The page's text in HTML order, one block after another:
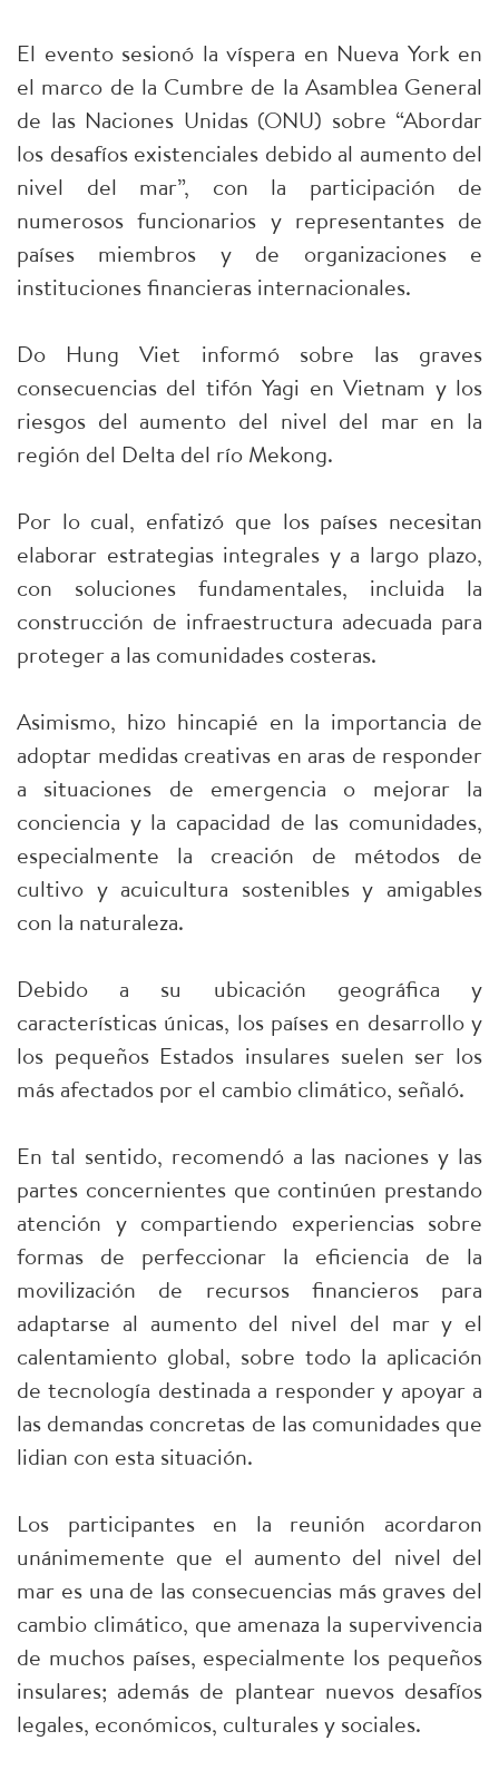
El evento sesionó la víspera en Nueva York en
el marco de la Cumbre de la Asamblea General
de las Naciones Unidas (ONU) sobre “Abordar
los desafíos existenciales debido al aumento del
nivel del mar”, con la participación de
numerosos funcionarios y representantes de
países miembros y de organizaciones e
instituciones financieras internacionales.
Do Hung Viet informó sobre las graves
consecuencias del tifón Yagi en Vietnam y los
riesgos del aumento del nivel del mar en la
región del Delta del río Mekong.
Por lo cual, enfatizó que los países necesitan
elaborar estrategias integrales y a largo plazo,
con soluciones fundamentales, incluida la
construcción de infraestructura adecuada para
proteger a las comunidades costeras.
Asimismo, hizo hincapié en la importancia de
adoptar medidas creativas en aras de responder
a situaciones de emergencia o mejorar la
conciencia y la capacidad de las comunidades,
especialmente la creación de métodos de
cultivo y acuicultura sostenibles y amigables
con la naturaleza.
Debido a su ubicación geográfica y
características únicas, los países en desarrollo y
los pequeños Estados insulares suelen ser los
más afectados por el cambio climático, señaló.
En tal sentido, recomendó a las naciones y las
partes concernientes que continúen prestando
atención y compartiendo experiencias sobre
formas de perfeccionar la eficiencia de la
movilización de recursos financieros para
adaptarse al aumento del nivel del mar y el
calentamiento global, sobre todo la aplicación
de tecnología destinada a responder y apoyar a
las demandas concretas de las comunidades que
lidian con esta situación.
Los participantes en la reunión acordaron
unánimemente que el aumento del nivel del
mar es una de las consecuencias más graves del
cambio climático, que amenaza la supervivencia
de muchos países, especialmente los pequeños
insulares; además de plantear nuevos desafíos
legales, económicos, culturales y sociales.